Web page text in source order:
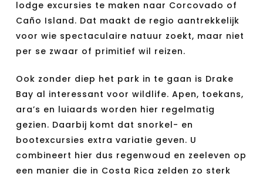
lodge excursies te maken naar Corcovado of
Caño Island. Dat maakt de regio aantrekkelijk
voor wie spectaculaire natuur zoekt, maar niet
per se zwaar of primitief wil reizen.
Ook zonder diep het park in te gaan is Drake
Bay al interessant voor wildlife. Apen, toekans,
ara’s en luiaards worden hier regelmatig
gezien. Daarbij komt dat snorkel- en
bootexcursies extra variatie geven. U
combineert hier dus regenwoud en zeeleven op
een manier die in Costa Rica zelden zo sterk